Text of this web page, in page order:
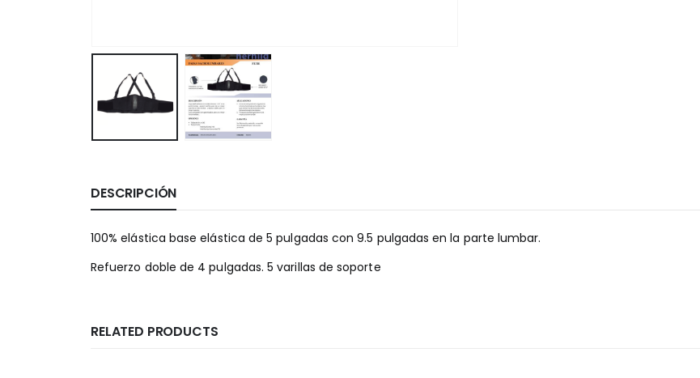
DESCRIPCIÓN
100% elástica base elástica de 5 pulgadas con 9.5 pulgadas en la parte lumbar.
Refuerzo doble de 4 pulgadas. 5 varillas de soporte
RELATED PRODUCTS